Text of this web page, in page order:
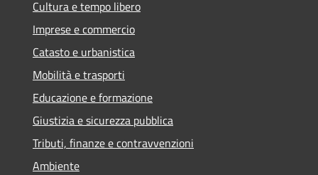
Cultura e tempo libero
Imprese e commercio
Catasto e urbanistica
Mobilità e trasporti
Educazione e formazione
Giustizia e sicurezza pubblica
Tributi, finanze e contravvenzioni
Ambiente